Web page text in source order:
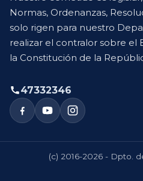
Normas, Ordenanzas,
solo rigen para nuestro
realizar el contralor sobre el
la Constitución de la
47332346
(c) 2016-2026 - Dpto.